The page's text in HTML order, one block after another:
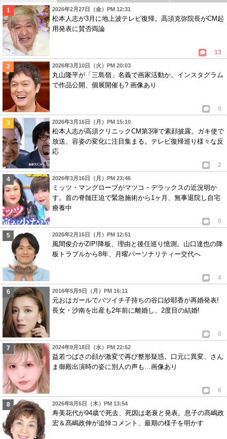
2026年2月27日（金）PM 12:31
松本人志が3月に地上波テレビ復帰。高須克弥院長がCM起
用発表に賛否両論
13
2026年3月10日（火）PM 20:03
丸山隆平が「三島嶺」名義で画家活動か。インスタグラム
で作品公開、個展開催も? 画像あり
0
2026年3月16日（月）PM 15:10
松本人志が高須クリニックCM第3弾で素顔披露。ガキ使で
放送、容姿の変化に注目集まる。テレビ復帰巡り様々な反
応
2
2026年3月16日（月）PM 23:46
ミッツ・マングローブがマツコ・デラックスの近況明か
す。首の脊髄圧迫で緊急施術から1ヶ月、無事退院し自宅
療養中
0
2026年2月16日（月）PM 12:51
風間俊介がZIP!降板、理由と後任巡り憶測。山口達也の降
板トラブルから8年、月曜パーソナリティー交代へ
4
2016年5月9日（月）PM 16:11
元おはガールでバツイチ子持ちの谷口紗耶香が再婚発表!
長女・沙南を出産も2年前に離婚し、2度目の結婚!
0
2024年9月18日（水）PM 22:52
益若つばさの顔が激変で再び整形疑惑。口元に異変、さん
ま御殿出演時の姿に別人の声も…画像あり
6
2026年8月6日（木）PM 13:54
寿美花代が94歳で死去、死因は老衰と発表。息子の髙嶋政
宏＆髙嶋政伸が追悼コメント、最期の様子を明かす